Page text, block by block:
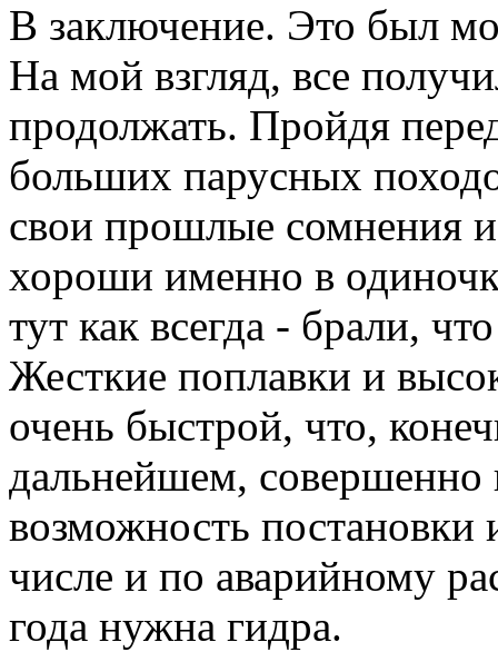
В заключение. Это был
На мой взгляд, все
продолжать. Пройдя
больших парусных
свои прошлые сомнения
хороши именно в
тут как всегда - брали,
Жесткие поплавки и
очень быстрой, что,
дальнейшем, совершенно
возможность постановки
числе и по аварийному
года нужна гидра.